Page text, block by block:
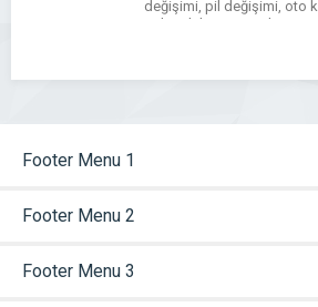
değişimi, pil değişimi, oto
pek çok hizmeti sizlere
Footer Menu 1
Footer Menu 2
Footer Menu 3